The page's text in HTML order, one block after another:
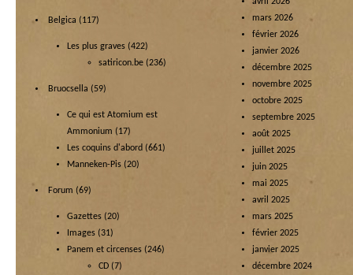
Belgica (117)
Les plus graves (422)
satiricon.be (236)
Bruocsella (59)
Ce qui est Atomium est
Ammonium (17)
Les coquins d'abord (661)
Manneken-Pis (20)
Forum (69)
Gazettes (20)
Images (31)
Panem et circenses (246)
CD (7)
mars 2026
février 2026
janvier 2026
décembre 2025
novembre 2025
octobre 2025
septembre 2025
août 2025
juillet 2025
juin 2025
mai 2025
avril 2025
mars 2025
février 2025
janvier 2025
décembre 2024